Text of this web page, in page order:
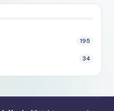
195
34